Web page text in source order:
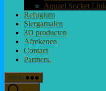
Aquael Socket
Refugium
Siergarnalen
3D producten
Afrekenen
Contact
Partners.
Menu